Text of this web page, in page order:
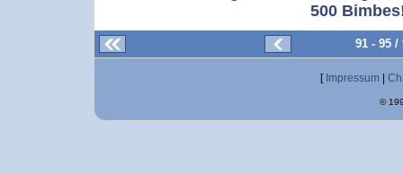
500
91 - 95
[ Impressum
©